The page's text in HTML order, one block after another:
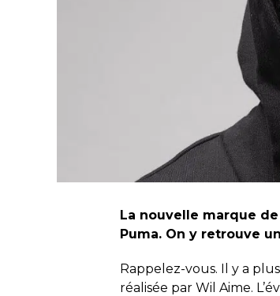
La nouvelle marque
Puma. On y retrouve
Rappelez-vous. Il y a
réalisée par Wil Aime.